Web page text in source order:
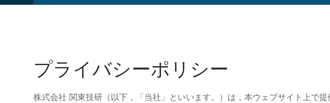
キ
プライバシーポリシー
株式会社 関東技研（以下，「当社」といいます。）は，本ウェブサイト上で